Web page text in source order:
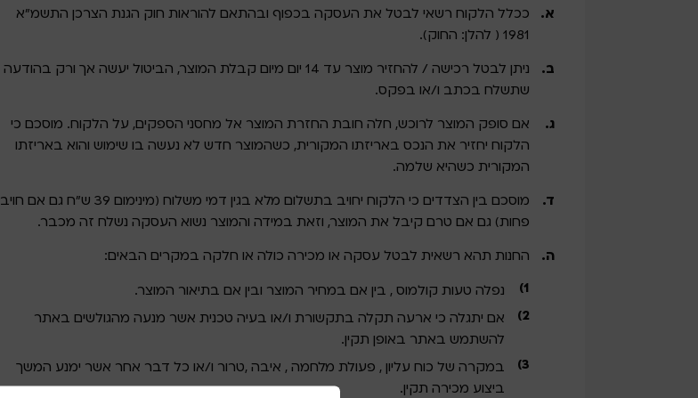
ככלל הלקוח רשאי לבטל את העסקה בכפוף ובהתאם להוראות חוק הגנת הצרכן התשמ”א
1981 ( להלן: החוק).
ניתן לבטל רכישה / להחזיר מוצר עד 14 יום מיום קבלת המוצר, הביטול יעשה אך ורק בהודעה
שתשלח בכתב ו/או בפקס.
אם סופק המוצר לרוכש, חלה חובת החזרת המוצר אל מחסני הספקים, על הלקוח. מוסכם כי
הלקוח יחזיר את הנכס באריזתו המקורית, כשהמוצר חדש לא נעשה בו שימוש והוא באריזתו
המקורית כשהיא שלמה.
מוסכם בין הצדדים כי הלקוח יחויב בתשלום מלא בגין דמי משלוח (מינימום 39 ש”ח גם אם חויב
פחות) גם אם טרם קיבל את המוצר, וזאת במידה והמוצר נשוא העסקה נשלח זה מכבר.
החנות תהא רשאית לבטל עסקה או מכירה כולה או חלקה במקרים הבאים:
נפלה טעות קולמוס , בין אם במחיר המוצר ובין אם בתיאור המוצר.
אם יתגלה כי ארעה תקלה בתקשורת ו/או בעיה טכנית אשר מנעה מהגולשים באתר
להשתמש באתר באופן תקין.
במקרה של כוח עליון , פעולת מלחמה , איבה ,טרור ו/או כל דבר אחר אשר ימנע המשך
ביצוע מכירה תקין.